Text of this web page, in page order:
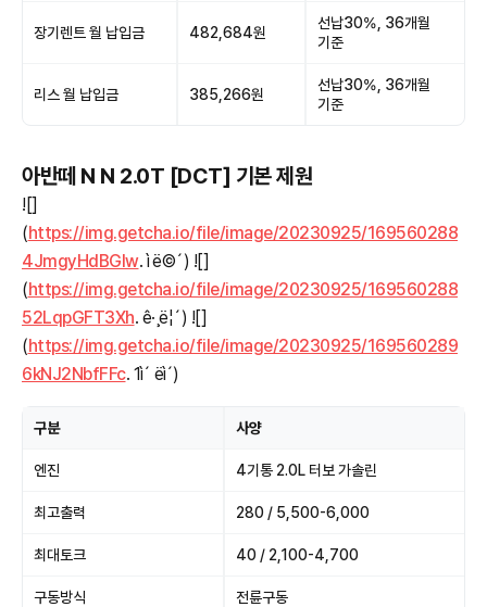
장기렌트 월 납입금 482,684원
선납30%, 36개월
기준
리스 월 납입금 385,266원
선납30%, 36개월
기준
아반떼 N N 2.0T [DCT] 기본 제원
![]
(https://img.getcha.io/file/image/20230925/169560288
4JmgyHdBGlw. ì ë©´) ![]
(https://img.getcha.io/file/image/20230925/169560288
52LqpGFT3Xh. ê·¸ë¦´) ![]
(https://img.getcha.io/file/image/20230925/169560289
6kNJ2NbfFFc. 1ì´ ëì´)
구분 사양
엔진 4기통 2.0L 터보 가솔린
최고출력 280 / 5,500-6,000
최대토크 40 / 2,100-4,700
구동방식 전륜구동